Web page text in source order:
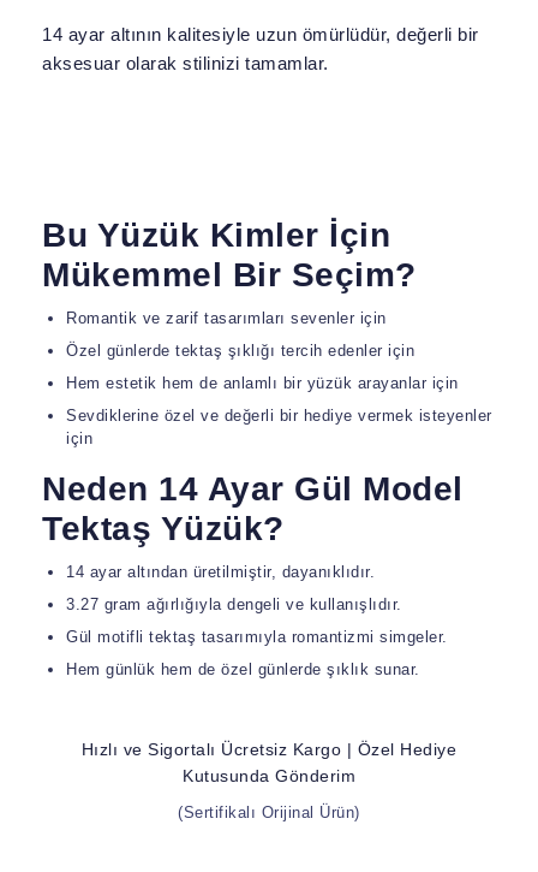
14 ayar altının kalitesiyle uzun ömürlüdür, değerli bir
aksesuar olarak stilinizi tamamlar.
Bu Yüzük Kimler İçin
Mükemmel Bir Seçim?
Romantik ve zarif tasarımları sevenler için
Özel günlerde tektaş şıklığı tercih edenler için
Hem estetik hem de anlamlı bir yüzük arayanlar için
Sevdiklerine özel ve değerli bir hediye vermek isteyenler
için
Neden 14 Ayar Gül Model
Tektaş Yüzük?
14 ayar altından üretilmiştir, dayanıklıdır.
3.27 gram ağırlığıyla dengeli ve kullanışlıdır.
Gül motifli tektaş tasarımıyla romantizmi simgeler.
Hem günlük hem de özel günlerde şıklık sunar.
Hızlı ve Sigortalı Ücretsiz Kargo | Özel Hediye
Kutusunda Gönderim
(Sertifikalı Orijinal Ürün)